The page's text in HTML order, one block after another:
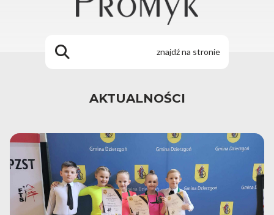
AKTUALNOŚCI